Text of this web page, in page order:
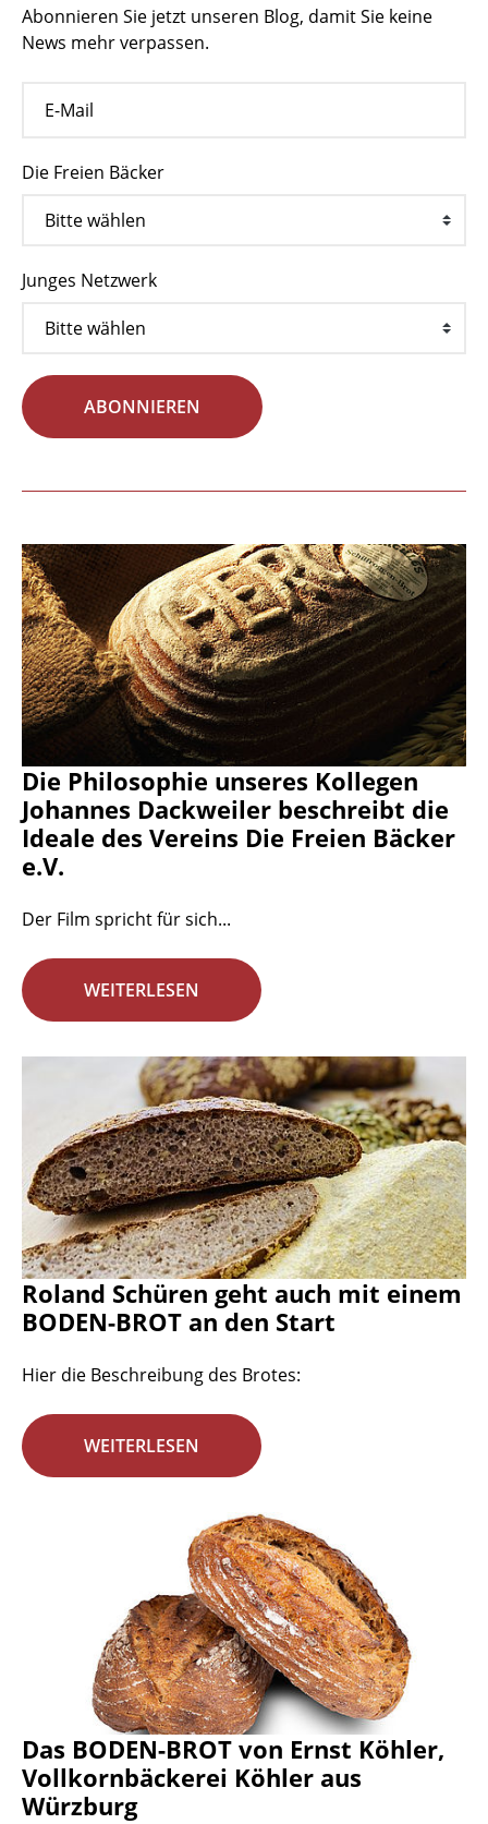
Abonnieren Sie jetzt unseren Blog, damit Sie keine
News mehr verpassen.
Die Freien Bäcker
Junges Netzwerk
ABONNIEREN
Die Philosophie unseres Kollegen
Johannes Dackweiler beschreibt die
Ideale des Vereins Die Freien Bäcker
e.V.
Der Film spricht für sich...
WEITERLESEN
Roland Schüren geht auch mit einem
BODEN-BROT an den Start
Hier die Beschreibung des Brotes:
WEITERLESEN
Das BODEN-BROT von Ernst Köhler,
Vollkornbäckerei Köhler aus
Würzburg